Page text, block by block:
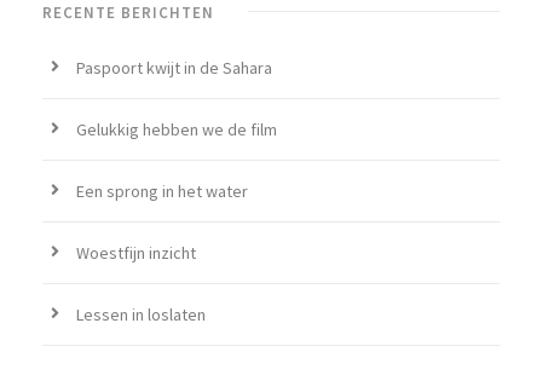
RECENTE BERICHTEN
Paspoort kwijt in de Sahara
Gelukkig hebben we de film
Een sprong in het water
Woestfijn inzicht
Lessen in loslaten